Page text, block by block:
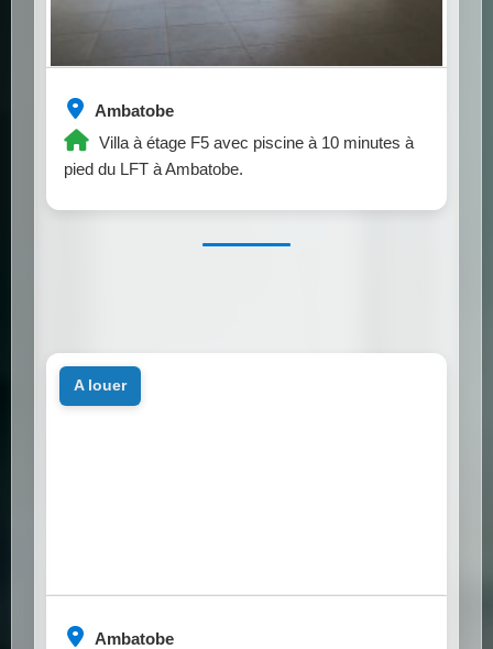
Ambatobe
Villa à étage F5 avec piscine à 10 minutes à
pied du LFT à Ambatobe.
Ambatobe
a louer